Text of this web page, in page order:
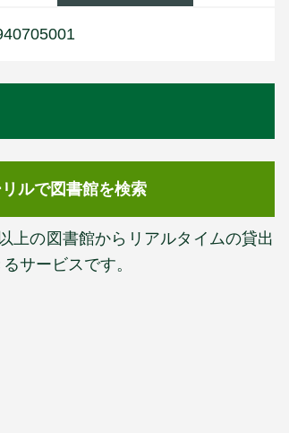
ルで図書館を検索
上の図書館からリアルタイムの貸出
サービスです。